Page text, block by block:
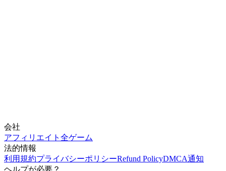
会社
アフィリエイト 全ゲーム
法的情報
利用規約プライバシーポリシーRefund PolicyDMCA通知